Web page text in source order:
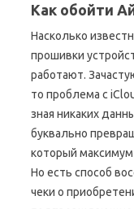
Как обойти
Насколько
прошивки
работают.
то проблема с
зная никаких
буквально
который
Но есть способ
чеки о